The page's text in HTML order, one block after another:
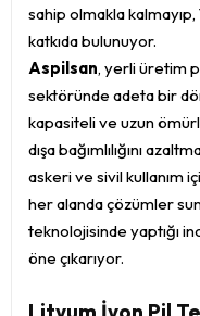
sahip olmakla kalmayıp,
katkıda bulunuyor.
Aspilsan, yerli üretim
sektöründe adeta bir
kapasiteli ve uzun
dışa bağımlılığını
askeri ve sivil kullanım
her alanda çözümler
teknolojisinde yaptığı
öne çıkarıyor.